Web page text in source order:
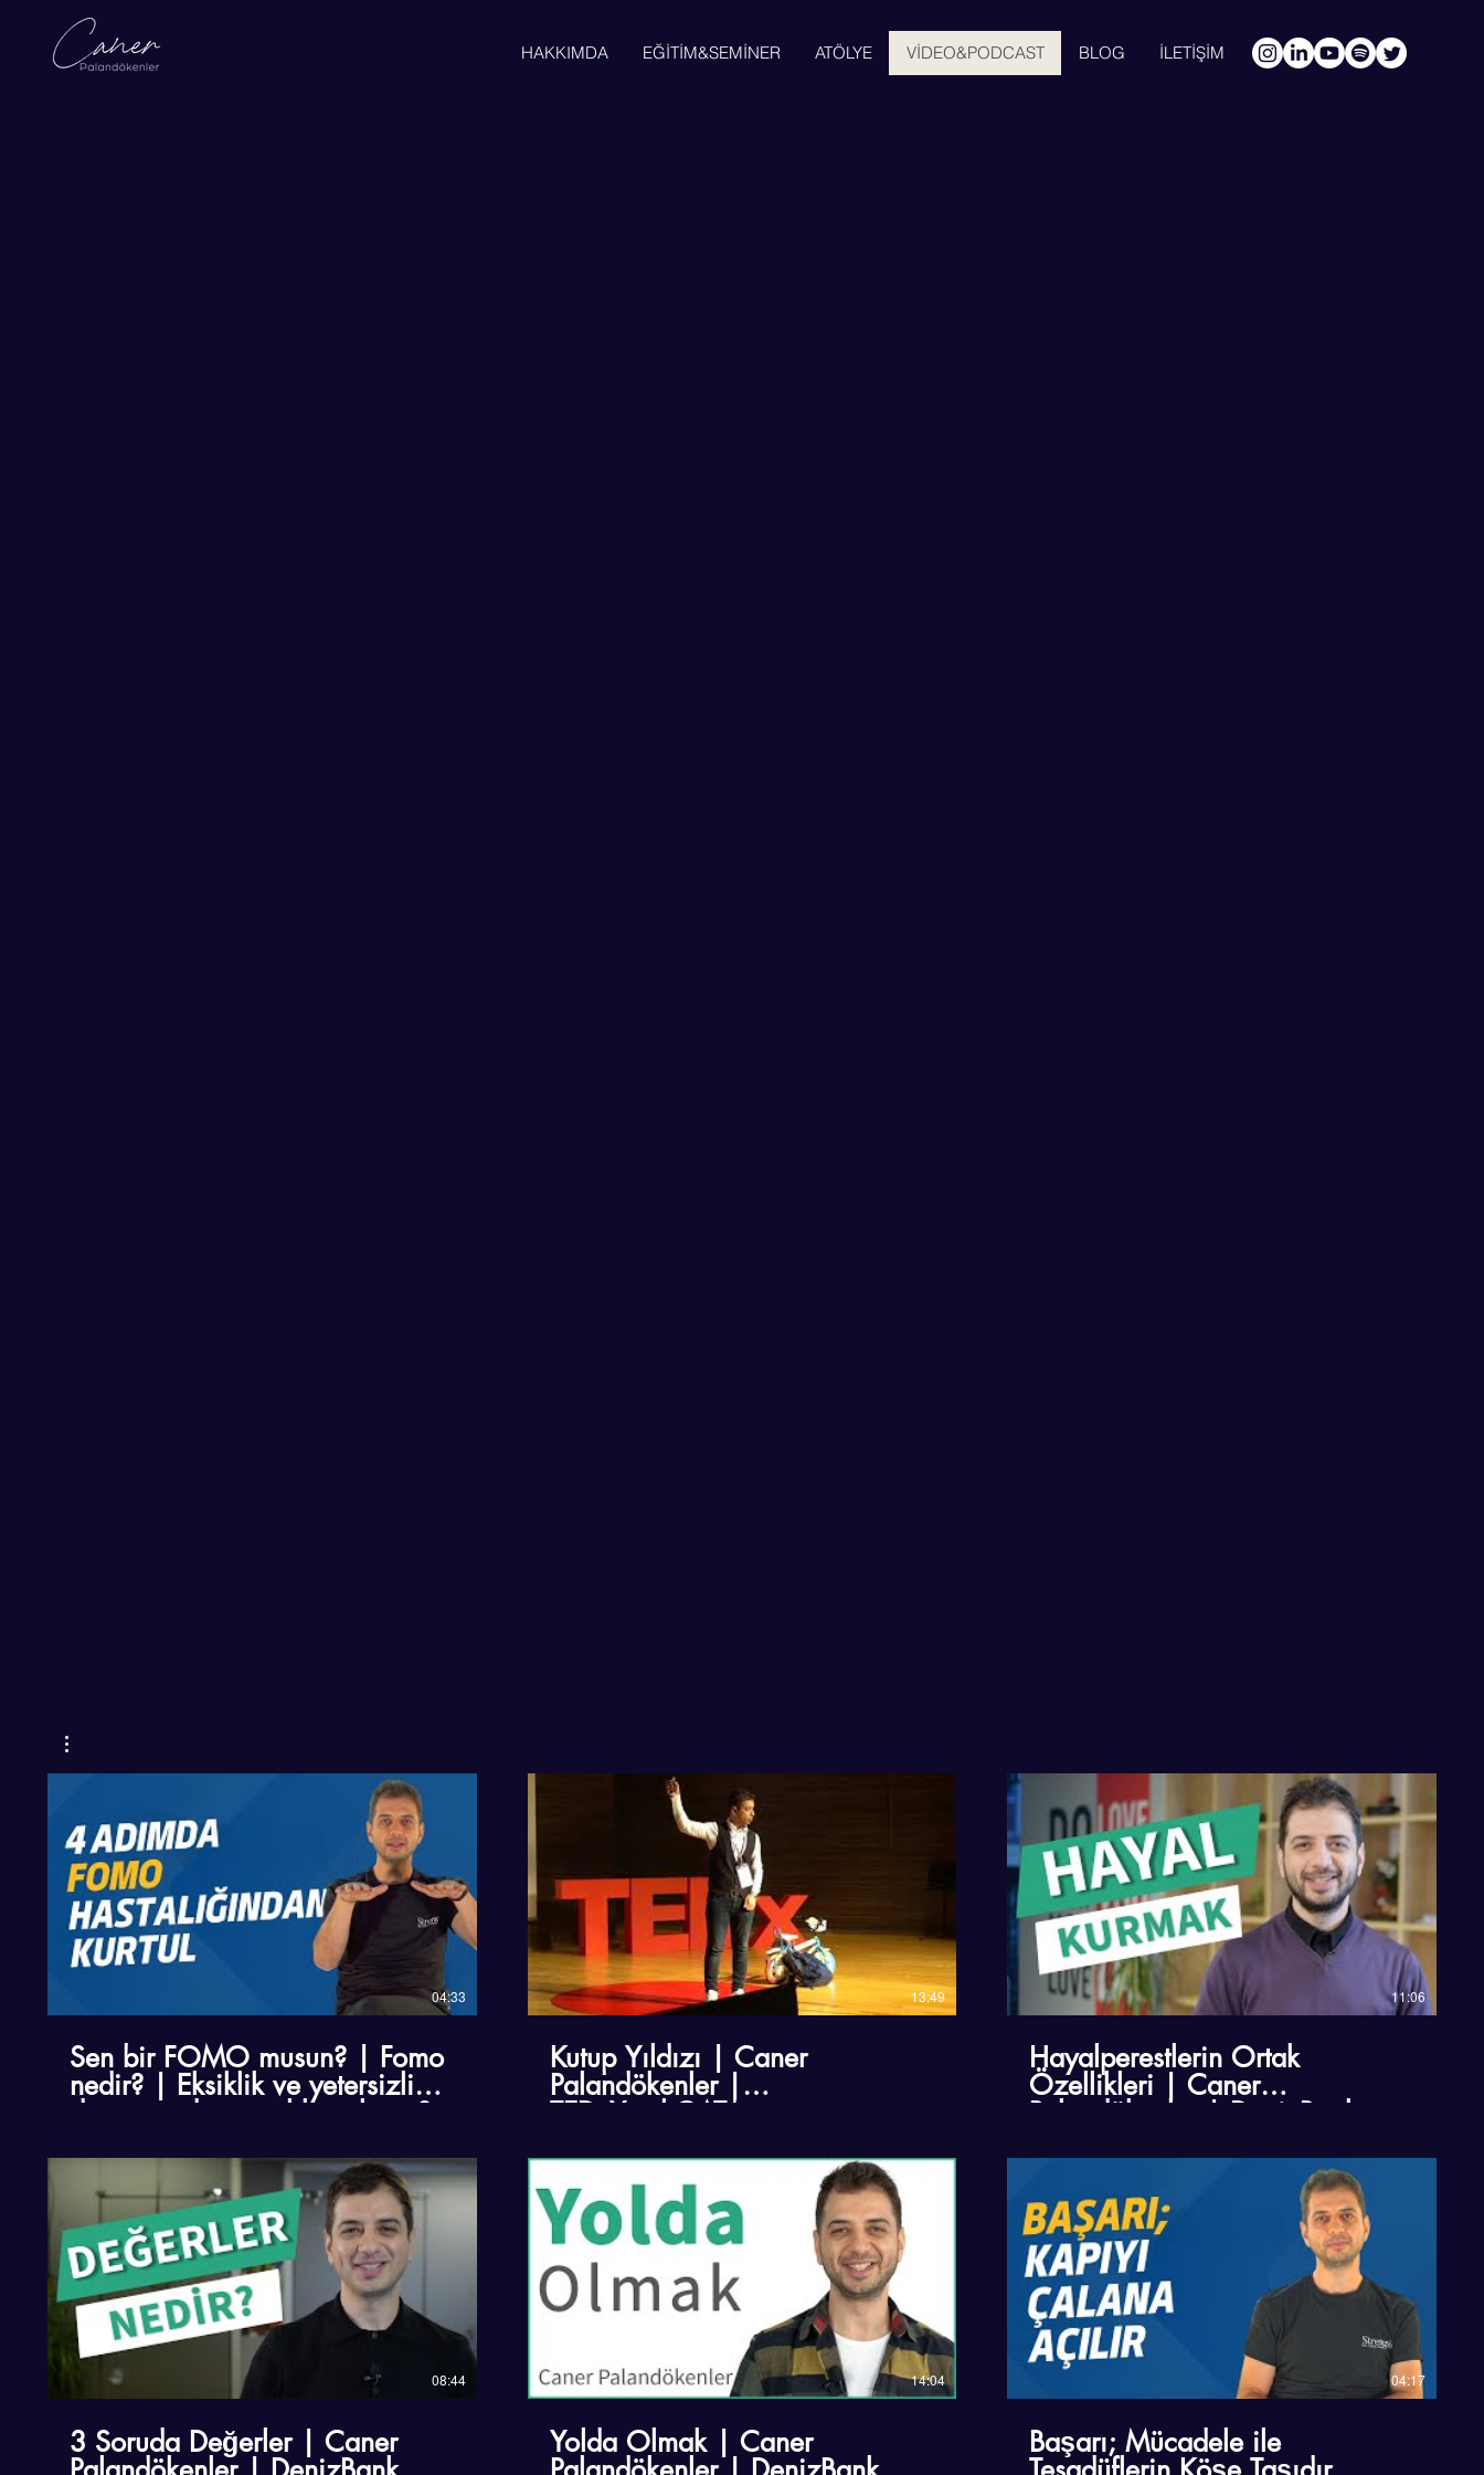
HAKKIMDA EĞİTİM&SEMİNER ATÖLYE VİDEO&PODCAST BLOG İLETİŞİM
04:33
Sen bir FOMO musun? | Fomo
nedir? | Eksiklik ve yetersizlik
duygusundan nasıl kurtuluruz?
13:49
Kutup Yıldızı | Caner
Palandökenler |
TEDxYouth@ATA
11:06
Hayalperestlerin Ortak
Özellikleri | Caner
Palandökenler | DenizBank
08:44
3 Soruda Değerler | Caner
14:04
Yolda Olmak | Caner
04:17
Başarı; Mücadele ile